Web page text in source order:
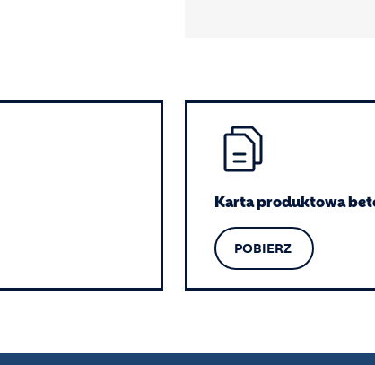
Image
Karta produktowa
POBIERZ